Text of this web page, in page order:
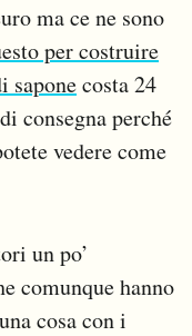
ma ce ne sono
per costruire
saponecosta 24
consegna perché
vedere come
un po’
comunque hanno
cosa con i